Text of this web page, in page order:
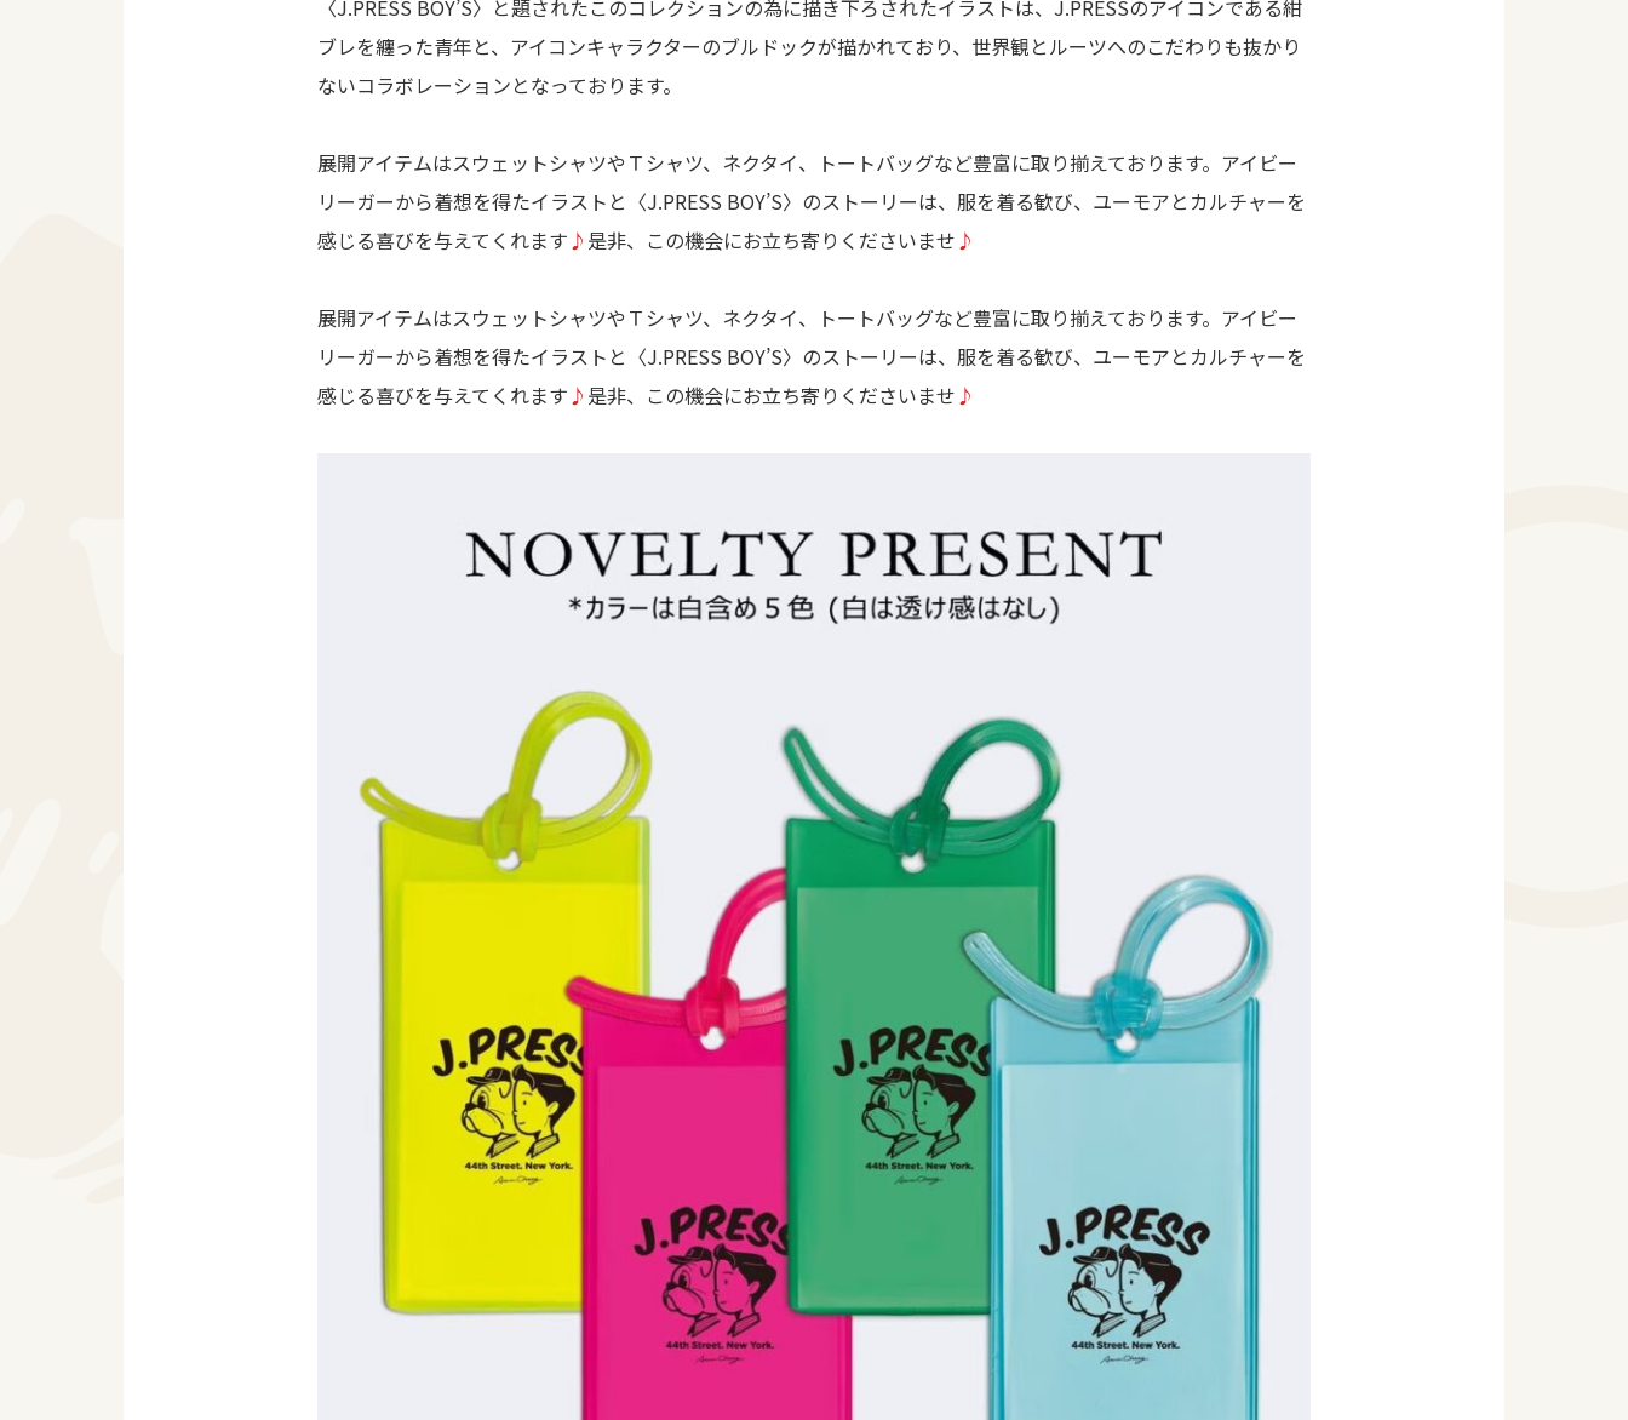
〈J.PRESS BOY’S〉と題されたこのコレクションの為に描き下ろされたイラストは、J.PRESSのアイコンである紺
ブレを纏った青年と、アイコンキャラクターのブルドックが描かれており、世界観とルーツへのこだわりも抜かり
ないコラボレーションとなっております。
展開アイテムはスウェットシャツやＴシャツ、ネクタイ、トートバッグなど豊富に取り揃えております。アイビー
リーガーから着想を得たイラストと〈J.PRESS BOY’S〉のストーリーは、服を着る歓び、ユーモアとカルチャーを
感じる喜びを与えてくれます♪ 是非、この機会にお立ち寄りくださいませ♪
展開アイテムはスウェットシャツやＴシャツ、ネクタイ、トートバッグなど豊富に取り揃えております。アイビー
リーガーから着想を得たイラストと〈J.PRESS BOY’S〉のストーリーは、服を着る歓び、ユーモアとカルチャーを
感じる喜びを与えてくれます♪ 是非、この機会にお立ち寄りくださいませ♪